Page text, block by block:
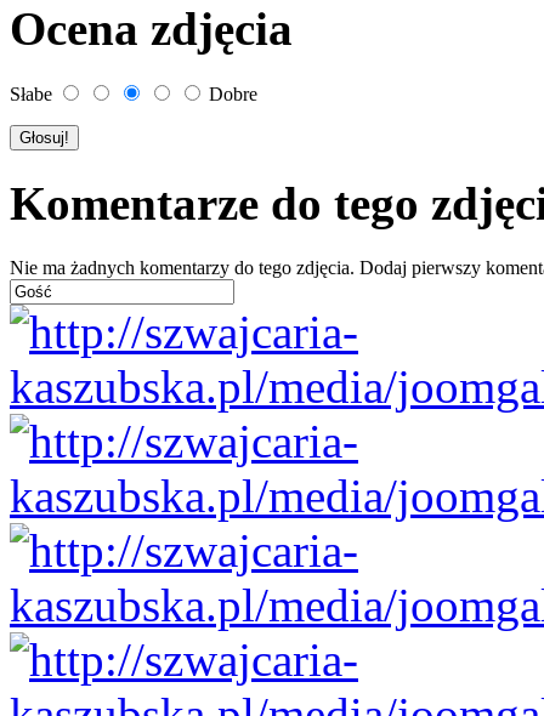
Ocena zdjęcia
Słabe Dobre
Komentarze do tego
Nie ma żadnych komentarzy do tego zdjęcia. Dodaj pierwszy